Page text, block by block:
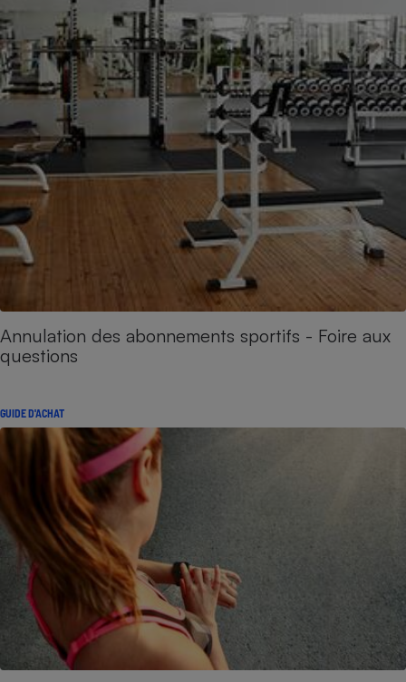
Annulation des abonnements sportifs - Foire aux
questions
GUIDE D'ACHAT